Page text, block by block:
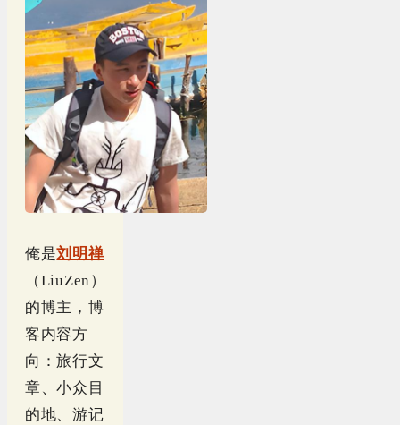
俺是刘明禅
（LiuZen）
的博主，博
客内容方
向：旅行文
章、小众目
的地、游记